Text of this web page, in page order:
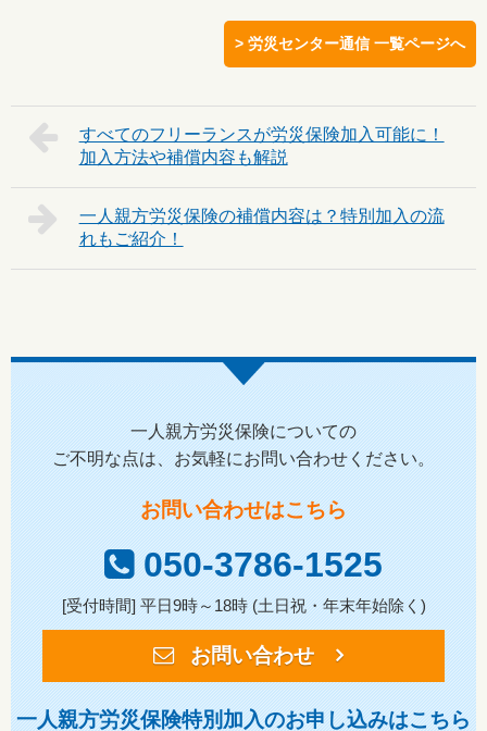
> 労災センター通信 一覧ページへ
すべてのフリーランスが労災保険加入可能に！
加入方法や補償内容も解説
一人親方労災保険の補償内容は？特別加入の流
れもご紹介！
一人親方労災保険についての
ご不明な点は、お気軽にお問い合わせください。
お問い合わせはこちら
050-3786-1525
[受付時間] 平日9時～18時 (土日祝・年末年始除く)
お問い合わせ
一人親方労災保険特別加入のお申し込みはこちら